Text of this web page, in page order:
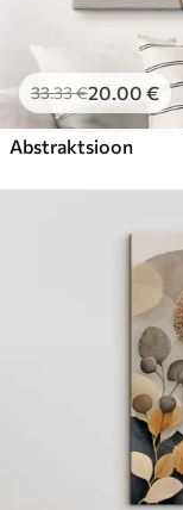
33.33€20.00 €
Abstraktsioon